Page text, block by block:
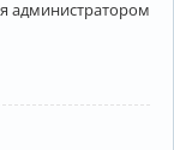
администратором